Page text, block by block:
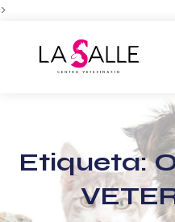
>
Etiqueta: